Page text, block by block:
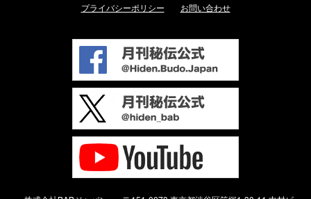
プライバシーポリシー
お問い合わせ